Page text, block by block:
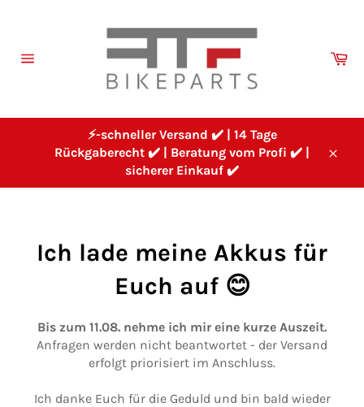
Seitennavigation
⚡-schneller Versand ✔️ | 14 Tage
Rückgaberecht ✔️ | Beratung vom Profi ✔️ |
sicherer Einkauf ✔️
Ich lade meine Akkus für
Euch auf 😊
Bis zum 11.08. nehme ich mir eine kurze Auszeit.
Anfragen werden nicht beantwortet - der Versand
erfolgt priorisiert im Anschluss.
Ich danke Euch für die Geduld und bin bald wieder